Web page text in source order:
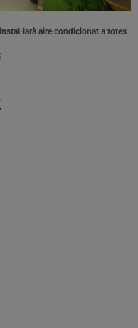
aire condicionat a totes